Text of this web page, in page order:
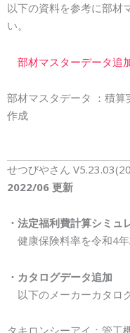
以下の資料を参考に部材
い。
部材マスターデータ追
部材マスタデータ ：積
作成
せつびやさん
2022/06 更新
・法定福利費計算シミュ
健康保険料率を令和4年
・カタログデータ追加
以下のメーカーカタロ
タキロンシーアイ：管工